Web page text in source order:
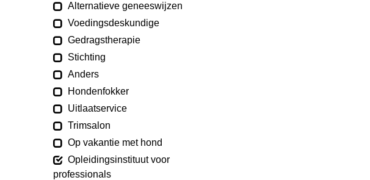
Alternatieve geneeswijzen
Voedingsdeskundige
Gedragstherapie
Stichting
Anders
Hondenfokker
Uitlaatservice
Trimsalon
Op vakantie met hond
Opleidingsinstituut voor
professionals